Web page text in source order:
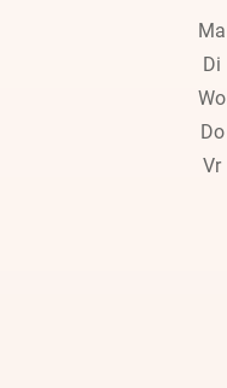
Ma
Di
Wo
Do
Vr